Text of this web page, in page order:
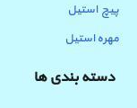
پیچ استیل
مهره استیل
دسته بندی ها